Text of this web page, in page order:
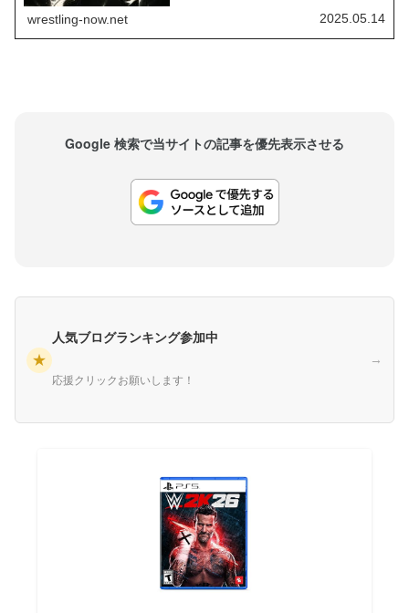
い出を語っています。タズは彼と時にライバルと
して、時にタッグチームの仲間として戦っていま
wrestling-now.net 2025.05.14
Google 検索で当サイトの記事を優先表示させる
★
人気ブログランキング参加中
応援クリックお願いします！
→